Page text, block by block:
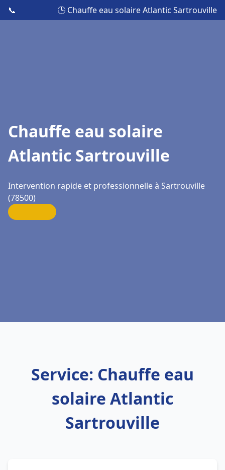
📞 🕒 Chauffe eau solaire Atlantic Sartrouville
Chauffe eau solaire
Atlantic Sartrouville
Intervention rapide et professionnelle à Sartrouville
(78500)
Service: Chauffe eau
solaire Atlantic
Sartrouville